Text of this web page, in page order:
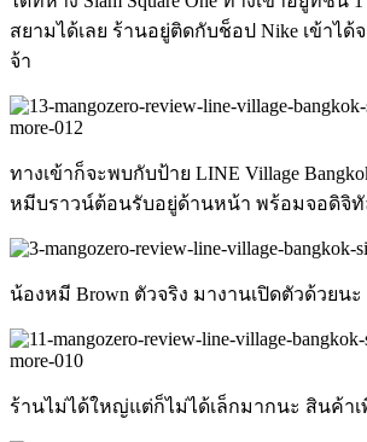
สยามได้เลย ร้านอยู่ติดกับช็อป Nike เข้าได้
จ้า
ทางเข้าก็จะพบกับป้าย LINE Village
หมีบราวน์ต้อนรับอยู่ด้านหน้า พร้อมจอดิจิ
น้องหมี Brown ตัวจริง มางานเปิดตัวด้วยน
ร้านไม่ได้ใหญ่แต่ก็ไม่ได้เล็กมากนะ สินค้าเ